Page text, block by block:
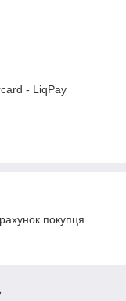
- LiqPay
покупця